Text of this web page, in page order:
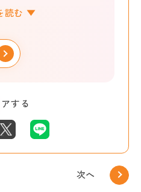
究事業といったよう
する
次へ